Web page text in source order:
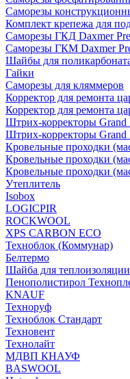
Саморезы
Комплект крепежа для
Саморезы ГКД Daxmer
Саморезы ГКМ Daxmer
Шайбы для
Гайки
Саморезы для кляммеров
Корректор для ремонта
Корректор для ремонта
Штрих-корректоры Grand
Штрих-корректоры Grand
Кровельные проходки
Кровельные проходки
Кровельные проходки
Утеплитель
Isobox
LOGICPIR
ROCKWOOL
XPS CARBON ECO
Техноблок (Коммунар)
Белтермо
Шайба для
Пенополистирол
KNАUF
Технoруф
Техноблок Стандарт
Техновент
Технолайт
МДВП КНАУФ
BASWOOL